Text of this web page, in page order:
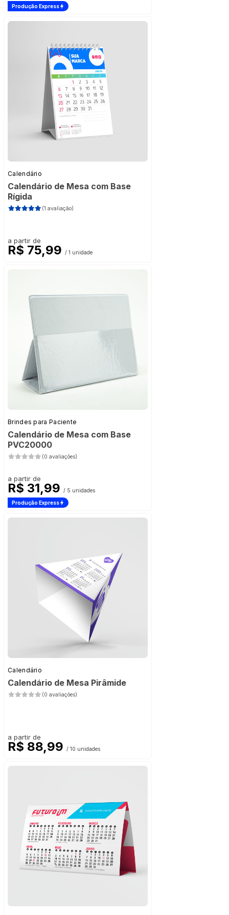
Produção Express
Calendário
Calendário de Mesa com Base
Rígida
(1 avaliação)
a partir de
R$ 75,99 / 1 unidade
Brindes para Paciente
Calendário de Mesa com Base
PVC20000
(0 avaliações)
a partir de
R$ 31,99 / 5 unidades
Produção Express
Calendário
Calendário de Mesa Pirâmide
(0 avaliações)
a partir de
R$ 88,99 / 10 unidades